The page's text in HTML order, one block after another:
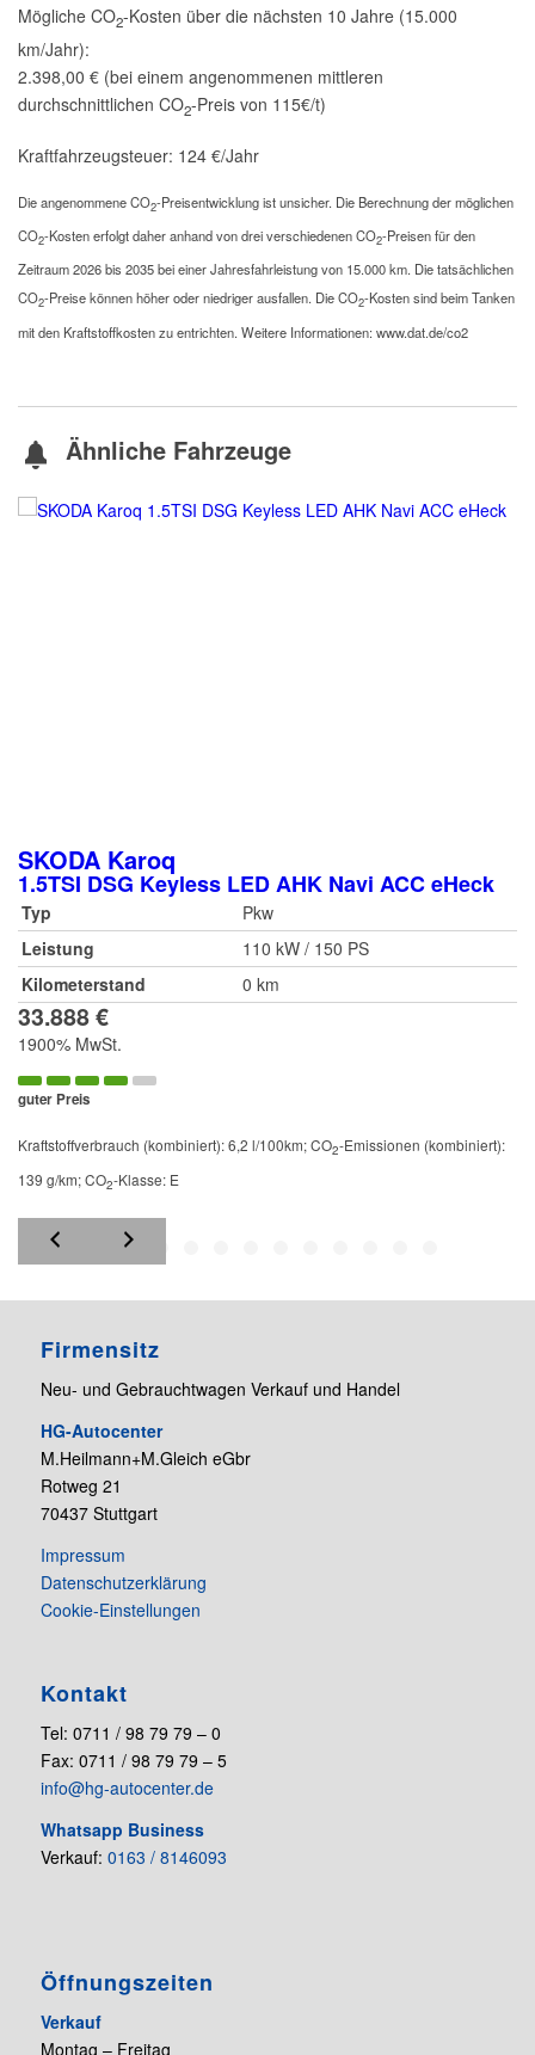
Mögliche CO2-Kosten über die nächsten 10 Jahre (15.000
km/Jahr):
2.398,00 € (bei einem angenommenen mittleren
durchschnittlichen CO2-Preis von 115€/t)
Kraftfahrzeugsteuer: 124 €/Jahr
Die angenommene CO2-Preisentwicklung ist unsicher. Die Berechnung der möglichen
CO2-Kosten erfolgt daher anhand von drei verschiedenen CO2-Preisen für den
Zeitraum 2026 bis 2035 bei einer Jahresfahrleistung von 15.000 km. Die tatsächlichen
CO2-Preise können höher oder niedriger ausfallen. Die CO2-Kosten sind beim Tanken
mit den Kraftstoffkosten zu entrichten. Weitere Informationen: www.dat.de/co2
Ähnliche Fahrzeuge
SKODA Karoq
1.5TSI DSG Keyless LED AHK Navi ACC eHeck
Typ
Pkw
Leistung
110 kW / 150 PS
Kilometerstand
0 km
33.888 €
1900% MwSt.
guter Preis
Kraftstoffverbrauch (kombiniert):6,2 l/100km;CO2-Emissionen (kombiniert):
139 g/km;CO2-Klasse: E
Firmensitz
Neu- und Gebrauchtwagen Verkauf und Handel
HG-Autocenter
M.Heilmann+M.Gleich eGbr
Rotweg 21
70437 Stuttgart
Impressum
Datenschutzerklärung
Cookie-Einstellungen
Kontakt
Tel: 0711 / 98 79 79 – 0
Fax: 0711 / 98 79 79 – 5
info@hg-autocenter.de
Whatsapp Business
Verkauf: 0163 / 8146093
Öffnungszeiten
Verkauf
Montag – Freitag